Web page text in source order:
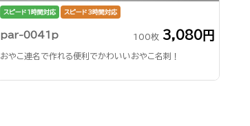
スピード1時間対応 スピード3時間対応
par-0041p 100枚 3,080円
おやこ連名で作れる便利でかわいいおやこ名刺！